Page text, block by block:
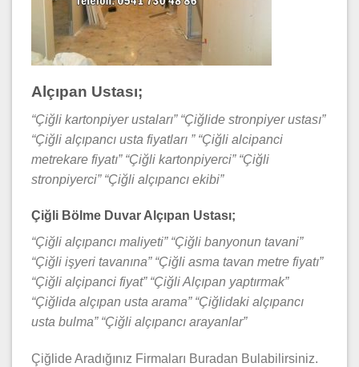
Alçıpan Ustası;
“Çiğli kartonpiyer ustaları” “Çiğlide stronpiyer ustası”
“Çiğli alçıpancı usta fiyatları ” “Çiğli alcipanci
metrekare fiyatı” “Çiğli kartonpiyerci” “Çiğli
stronpiyerci” “Çiğli alçıpancı ekibi”
Çiğli Bölme Duvar Alçıpan Ustası;
“Çiğli alçıpancı maliyeti” “Çiğli banyonun tavani”
“Çiğli işyeri tavanına” “Çiğli asma tavan metre fiyatı”
“Çiğli alçipanci fiyat” “Çiğli Alçıpan yaptırmak”
“Çiğlida alçıpan usta arama” “Çiğlidaki alçıpancı
usta bulma” “Çiğli alçıpancı arayanlar”
Çiğlide Aradığınız Firmaları Buradan Bulabilirsiniz.